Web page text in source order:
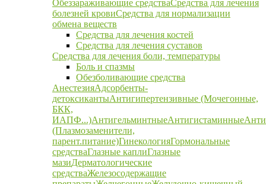
Обеззараживающие средстваСредства для лечения
болезней кровиСредства для нормализации
обмена веществ
Средства для лечения костей
Средства для лечения суставов
Средства для лечения боли, температуры
Боль и спазмы
Обезболивающие средства
АнестезияАдсорбенты-
детоксикантыАнтигипертензивные (Мочегонные,
БКК,
ИАПФ...)АнтигельминтныеАнтигистаминные
(Плазмозаменители,
парент.питание)ГинекологияГормональные
средстваГлазные каплиГлазные
мазиДерматологические
средстваЖелезосодержащие